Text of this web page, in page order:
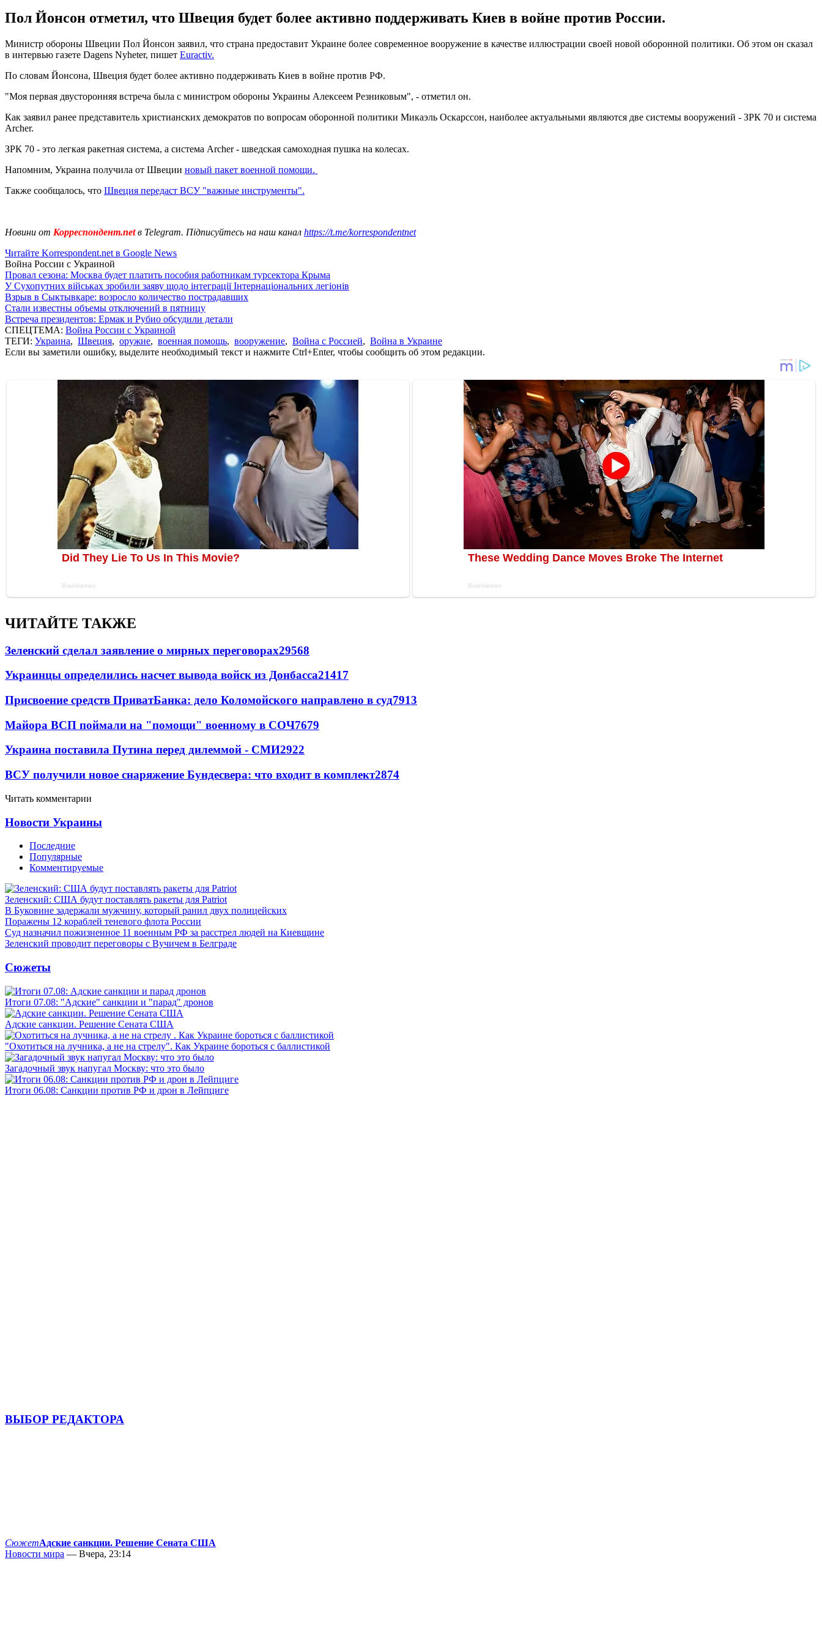
Пол Йонсон отметил, что Швеция будет более активно поддерживать Киев в войне против России.
Министр обороны Швеции Пол Йонсон заявил, что страна предоставит Украине более современное вооружение в качестве иллюстрации своей новой оборонной политики. Об этом он сказал
в интервью газете Dagens Nyheter, пишет Euractiv.
По словам Йонсона, Швеция будет более активно поддерживать Киев в войне против РФ.
"Моя первая двусторонняя встреча была с министром обороны Украины Алексеем Резниковым", - отметил он.
Как заявил ранее представитель христианских демократов по вопросам оборонной политики Микаэль Оскарссон, наиболее актуальными являются две системы вооружений - ЗРК 70 и система
Archer.
ЗРК 70 - это легкая ракетная система, а система Archer - шведская самоходная пушка на колесах.
Напомним, Украина получила от Швеции новый пакет военной помощи.
Также сообщалось, что Швеция передаст ВСУ "важные инструменты".
Новини от Корреспондент.netв Telegram. Підписуйтесь на наш канал https://t.me/korrespondentnet
Читайте Korrespondent.net в Google News
Война России с Украиной
Провал сезона: Москва будет платить пособия работникам турсектора Крыма
У Сухопутних військах зробили заяву щодо інтеграції Інтернаціональних легіонів
Взрыв в Сыктывкаре: возросло количество пострадавших
Стали известны объемы отключений в пятницу
Встреча президентов: Ермак и Рубио обсудили детали
СПЕЦТЕМА: Война России с Украиной
ТЕГИ: Украина, Швеция, оружие, военная помощь, вооружение, Война с Россией, Война в Украине
Если вы заметили ошибку, выделите необходимый текст и нажмите Ctrl+Enter, чтобы сообщить об этом редакции.
ЧИТАЙТЕ ТАКЖЕ
Зеленский сделал заявление о мирных переговорах29568
Украинцы определились насчет вывода войск из Донбасса21417
Присвоение средств ПриватБанка: дело Коломойского направлено в суд7913
Майора ВСП поймали на "помощи" военному в СОЧ7679
Украина поставила Путина перед дилеммой - СМИ2922
ВСУ получили новое снаряжение Бундесвера: что входит в комплект2874
Читать комментарии
Новости Украины
Последние
Популярные
Комментируемые
Зеленский: США будут поставлять ракеты для Patriot
В Буковине задержали мужчину, который ранил двух полицейских
Поражены 12 кораблей теневого флота России
Суд назначил пожизненное 11 военным РФ за расстрел людей на Киевщине
Зеленский проводит переговоры с Вучичем в Белграде
Сюжеты
Итоги 07.08: "Адские" санкции и "парад" дронов
Адские санкции. Решение Сената США
"Охотиться на лучника, а не на стрелу". Как Украине бороться с баллистикой
Загадочный звук напугал Москву: что это было
Итоги 06.08: Санкции против РФ и дрон в Лейпциге
ВЫБОР РЕДАКТОРА
СюжетАдские санкции. Решение Сената США
Новости мира — Вчера, 23:14